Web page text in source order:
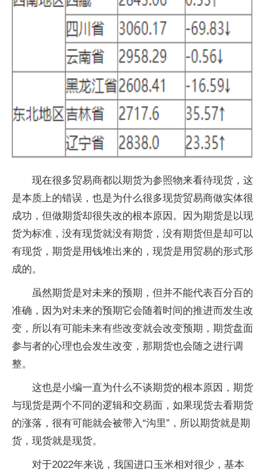
现在很多贸易商都以期货为参照物来看待现货，这
是本质上的错误，也是为什么很多现货贸易商做实体很
成功，但做期货却很失改的根本原因。因为期货是以现
货为标准，没有现货就没有期货，没有期货但是却可以
有现货，期货是用钱堆出来的，现货是用贸易的形式形
成的。
虽然期货是对未来的预期，但并不能代表百分百的
准确，因为对未来的预期它会随着时间的推进而发生改
变，所以有可能未来有些改变就会改变预期，期货盘面
参与者的心理也会发生改变，那期货也会随之进行调
整。
这也是小编一直为什么不谈期货的根本原因，期货
与现货是两个不同的逻辑和交易面，如果现货去看期货
的涨落，很有可能就会被带入“沟里”，所以期货就是期
货，现货就是现货。
对于2022年来说，我国进口玉米相对很少，基本